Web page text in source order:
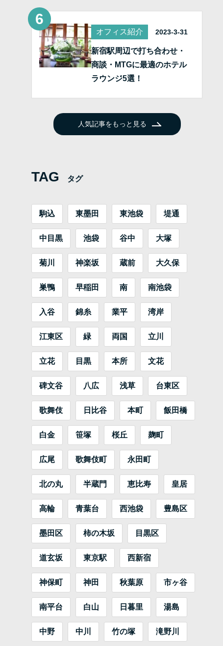
オフィス紹介 2023-3-31
新宿駅周辺で打ち合わせ・
商談・MTGに最適のホテル
ラウンジ5選！
人気記事をもっと見る
TAG タグ
駒込 東墨田 東池袋 堤通
中目黒 池袋 谷中 大塚
菊川 神楽坂 蔵前 大久保
巣鴨 早稲田 南 南池袋
入谷 錦糸 業平 湾岸
江東区 緑 両国 立川
立花 目黒 本所 文花
碑文谷 八広 浅草 台東区
歌舞伎 日比谷 本町 飯田橋
白金 笹塚 桜丘 麹町
広尾 歌舞伎町 永田町
北の丸 半蔵門 恵比寿 皇居
高輪 青葉台 西池袋 豊島区
墨田区 柿の木坂 目黒区
道玄坂 東京駅 西新宿
神保町 神田 秋葉原 市ヶ谷
南平台 白山 日暮里 湯島
中野 中川 竹の塚 滝野川